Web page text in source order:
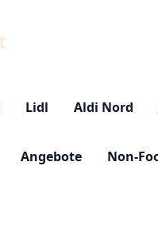
Lidl Aldi Nord
Angebote Non-